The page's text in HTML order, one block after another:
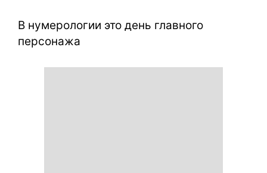
В нумерологии это день главного
персонажа